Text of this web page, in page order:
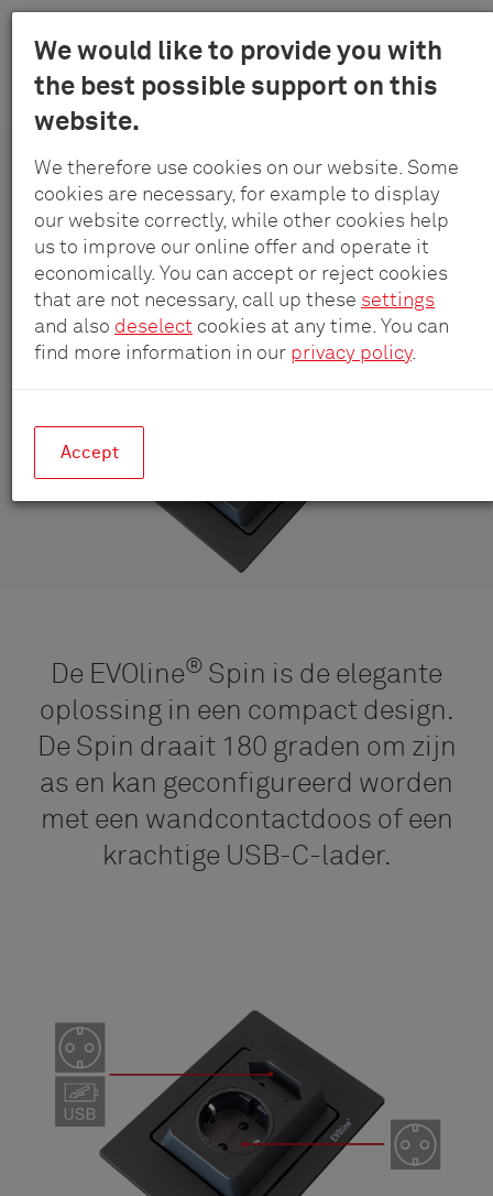
We would like to provide you with
the best possible support on this
website.
We therefore use cookies on our website. Some
cookies are necessary, for example to display
our website correctly, while other cookies help
us to improve our online offer and operate it
economically. You can accept or reject cookies
that are not necessary, call up these settings
and also deselect cookies at any time. You can
find more information in our privacy policy.
Accept
Skip
content
Menu
Schulte
-
GmbH
&
Co.
KG
Systemen
EVOline®Spin
Compact, draaibaar en krachtig
De EVOline® Spin is de elegante
oplossing in een compact design.
De Spin draait 180 graden om zijn
as en kan geconfigureerd worden
met een wandcontactdoos of een
krachtige USB-C-lader.